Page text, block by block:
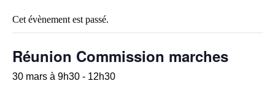
Cet évènement est passé.
Réunion Commission marches
30 mars à 9h30 - 12h30